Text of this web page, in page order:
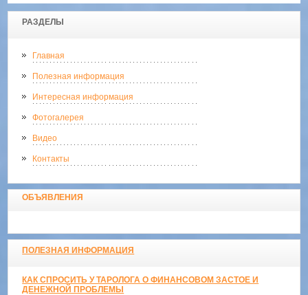
РАЗДЕЛЫ
Главная
Полезная информация
Интересная информация
Фотогалерея
Видео
Контакты
ОБЪЯВЛЕНИЯ
ПОЛЕЗНАЯ ИНФОРМАЦИЯ
КАК СПРОСИТЬ У ТАРОЛОГА О ФИНАНСОВОМ ЗАСТОЕ И
ДЕНЕЖНОЙ ПРОБЛЕМЫ